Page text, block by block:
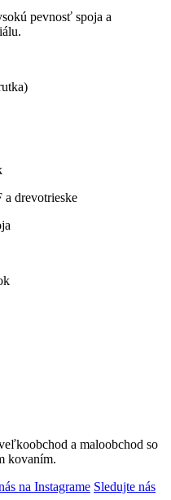
pevnosť spoja a
drevotrieske
a maloobchod so
kovaním.
na Instagrame Sledujte nás